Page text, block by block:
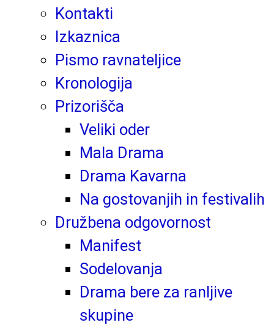
Kontakti
Izkaznica
Pismo ravnateljice
Kronologija
Prizorišča
Veliki oder
Mala Drama
Drama Kavarna
Na gostovanjih in festivalih
Družbena odgovornost
Manifest
Sodelovanja
Drama bere za ranljive
skupine